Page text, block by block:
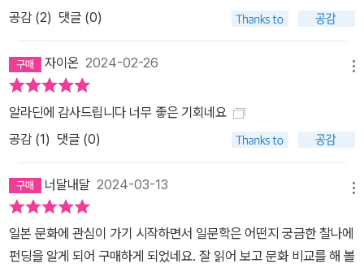
나 거론된 작가 미시마 유키오의 대표작. 말더듬이에 추남이라는 콤
를 상징하는 '금각'에 남다른 애정과 일체감을 느끼면서 벌어지는 일
들을 섬세하고 유려한 언어로 그려낸다. 미시마 문학 특유의 미의식
과 화려한 문체, 치밀한 구성으로 정평이 난 <금각사> 는, 1950년에
일어난 실제 방화 사건에서 모티프를 얻어 쓰인 '시사 소설'인 동시에
작가의 내면이 반영된 '고백 소설'이기도 하다. 그래서인지 작품에는
젊은 시절의 고뇌와 더불어 말년에 극우 사상에 심취하기 전 작가가
거쳤을 내적 갈등이 고스란히 녹아 있다. 추남인 데다 말더듬이에 내
성적인 성격의 주인공 미조구치는 유년 시절부터 고독한 삶을 살아왔
다. 작은 절의 스님이었던 아버지는 "금각처럼 아름다운 것은 이 세상
공감 (2) 댓글 (0)
자이온 2024-02-26
알라딘에 감사드립니다 너무 좋은 기회네요
공감 (1) 댓글 (0)
너달내달 2024-03-13
일본 문화에 관심이 가기 시작하면서 일문학은 어떤지 궁금한 찰나에
펀딩을 알게 되어 구매하게 되었네요. 잘 읽어 보고 문화 비교를 해 볼